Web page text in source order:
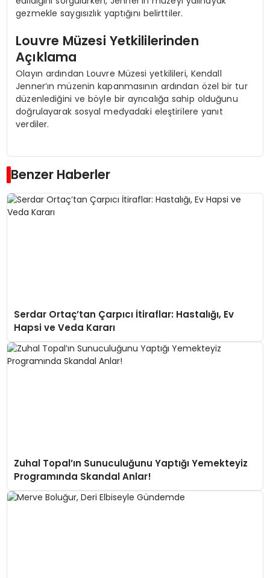
gezmekle saygısızlık yaptığını belirttiler.
Louvre Müzesi Yetkililerinden
Açıklama
Olayın ardından Louvre Müzesi yetkilileri, Kendall
Jenner’ın müzenin kapanmasının ardından özel bir tur
düzenlediğini ve böyle bir ayrıcalığa sahip olduğunu
doğrulayarak sosyal medyadaki eleştirilere yanıt
verdiler.
Benzer Haberler
Serdar Ortaç’tan Çarpıcı İtiraflar: Hastalığı, Ev
Hapsi ve Veda Kararı
Zuhal Topal’ın Sunuculuğunu Yaptığı Yemekteyiz
Programında Skandal Anlar!